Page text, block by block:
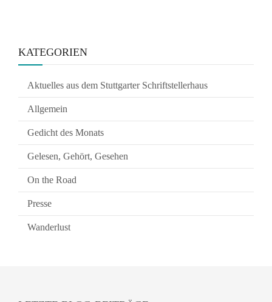
KATEGORIEN
Aktuelles aus dem Stuttgarter Schriftstellerhaus
Allgemein
Gedicht des Monats
Gelesen, Gehört, Gesehen
On the Road
Presse
Wanderlust